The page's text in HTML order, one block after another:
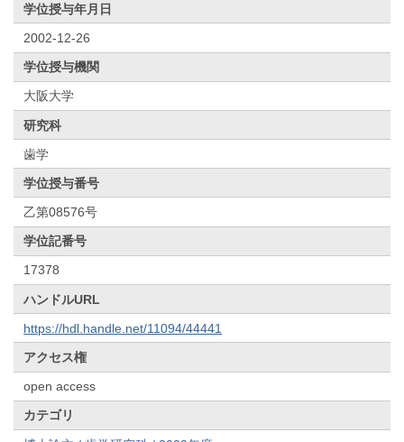
学位授与年月日
2002-12-26
学位授与機関
大阪大学
研究科
歯学
学位授与番号
乙第08576号
学位記番号
17378
ハンドルURL
https://hdl.handle.net/11094/44441
アクセス権
open access
カテゴリ